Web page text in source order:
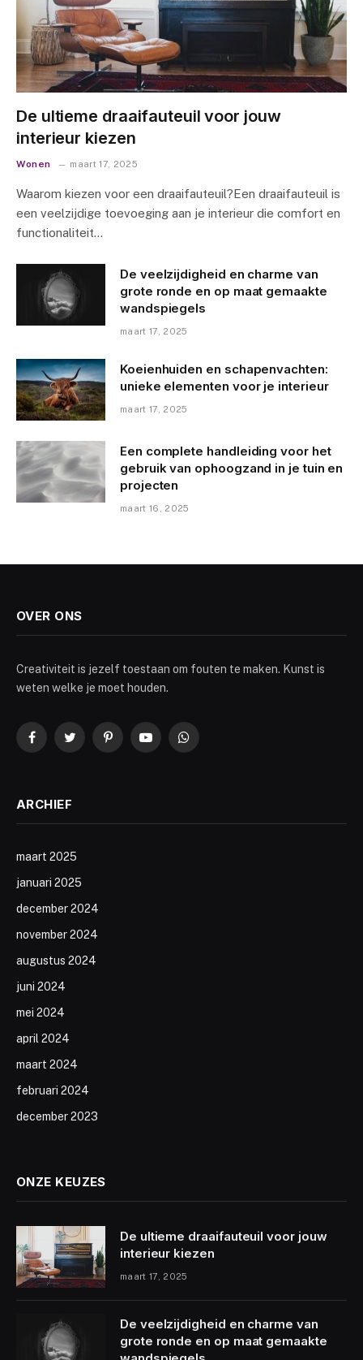
De ultieme draaifauteuil voor jouw
interieur kiezen
Wonen maart 17, 2025
Waarom kiezen voor een draaifauteuil?Een draaifauteuil is
een veelzijdige toevoeging aan je interieur die comfort en
functionaliteit…
De veelzijdigheid en charme van
grote ronde en op maat gemaakte
wandspiegels
maart 17, 2025
Koeienhuiden en schapenvachten:
unieke elementen voor je interieur
maart 17, 2025
Een complete handleiding voor het
gebruik van ophoogzand in je tuin en
projecten
maart 16, 2025
OVER ONS
Creativiteit is jezelf toestaan om fouten te maken. Kunst is
weten welke je moet houden.
FacebookTwitterPinterestYouTubeWhatsApp
ARCHIEF
maart 2025
januari 2025
december 2024
november 2024
augustus 2024
juni 2024
mei 2024
april 2024
maart 2024
februari 2024
december 2023
ONZE KEUZES
De ultieme draaifauteuil voor jouw
interieur kiezen
maart 17, 2025
De veelzijdigheid en charme van
grote ronde en op maat gemaakte